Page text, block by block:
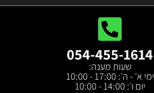
054-455-1614
שעות מענה:
ימי א׳ - ה׳: 17:00 - 10:00
יום ו׳: 14:00 - 10:00